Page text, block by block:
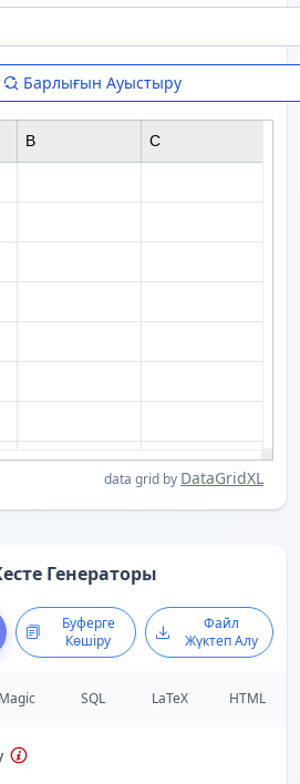
Барлығын Ауыстыру
data grid by DataGridXL
B C
Генераторы
Буферге
Көшіру
Файл
Жүктеп Алу
Magic SQL LaTeX HTML